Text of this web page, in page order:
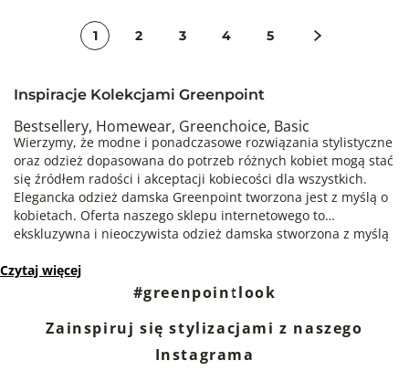
1 2 3 4 5
Inspiracje Kolekcjami Greenpoint
Bestsellery, Homewear, Greenchoice, Basic
Wierzymy, że modne i ponadczasowe rozwiązania stylistyczne
oraz odzież dopasowana do potrzeb różnych kobiet mogą stać
się źródłem radości i akceptacji kobiecości dla wszystkich.
Elegancka odzież damska Greenpoint tworzona jest z myślą o
kobietach. Oferta naszego sklepu internetowego to
ekskluzywna i nieoczywista odzież damska stworzona z myślą
Greenpoint są zaprojektowane z pasją, oparte są o wieloletnie
doświadczenie i wyczucie stylu, dzięki czemu łączą w sobie
klasyczne i uniwersalne rozwiązania. Odzież damska
dostępna w naszym sklepie online jest stworzona z najwyższej
jakości materiałów i charakteryzuje się precyzyjnym
wykończeniem. Sklepy Greenpoint posiadają szeroki wybór
Czytaj więcej
#greenpointlook
Zainspiruj się stylizacjami z naszego
Instagrama